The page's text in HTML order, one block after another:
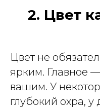
2. Цвет
Цвет не
ярким. Главное
вашим. У
глубокий охра,